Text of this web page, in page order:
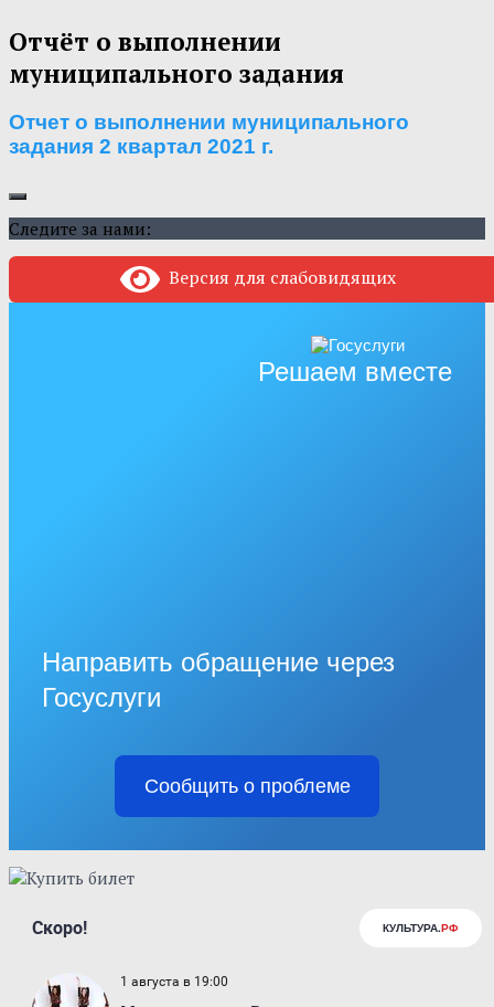
Отчёт о выполнении
муниципального задания
Отчет о выполнении муниципального
задания 2 квартал 2021 г.
Следите за нами:
Версия для слабовидящих
Решаем вместе
Направить обращение через
Госуслуги
Сообщить о проблеме